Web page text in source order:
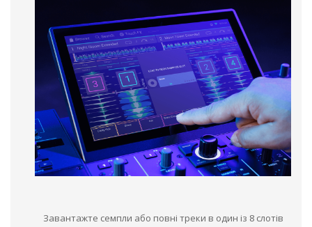
Завантажте семпли або повні треки в один із 8 слотів